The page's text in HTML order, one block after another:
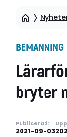
BEMANNING
bryter
Publicerad:
2021-09-03